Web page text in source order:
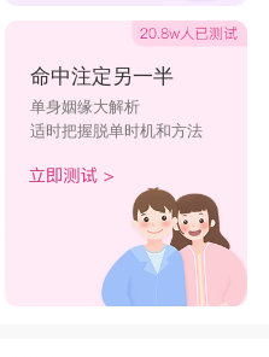
命中注定另一半
单身姻缘大解析
适时把握脱单时机和方法